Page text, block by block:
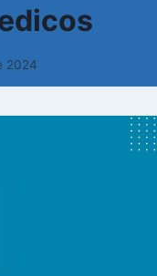
2024